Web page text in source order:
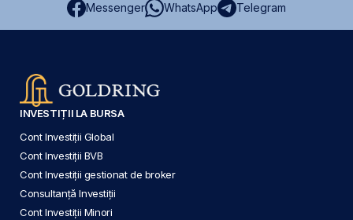
Messenger WhatsApp Telegram
INVESTIȚII LA BURSA
Cont Investiții Global
Cont Investiții BVB
Cont Investiții gestionat de broker
Consultanță Investiții
Cont Investiții Minori